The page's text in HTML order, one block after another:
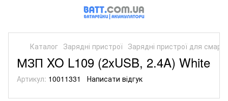
Каталог Зарядні пристрої Зарядні пристрої для
МЗП XO L109 (2xUSB, 2.4A) White
Артикул: 10011331 Написати відгук